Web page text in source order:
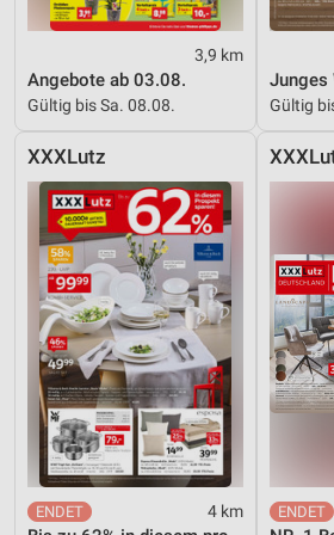
3,9 km
Angebote ab 03.08.
Gültig bis Sa. 08.08.
Junges
Gültig
XXXLutz
4 km
Geräte anhand von aktiv angeforderten
Informationen identifizieren
Nicht-IAB-Verarbeitungszwecke:
Performance
Funktional
Werbung